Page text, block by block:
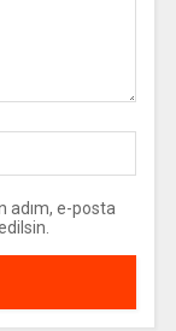
adım, e-posta